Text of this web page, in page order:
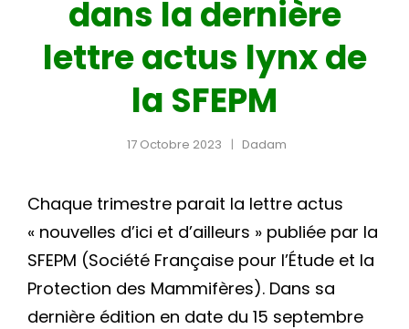
dans la dernière
lettre actus lynx de
la SFEPM
17 Octobre 2023 Dadam
Chaque trimestre parait la lettre actus
« nouvelles d’ici et d’ailleurs » publiée par la
SFEPM (Société Française pour l’Étude et la
Protection des Mammifères). Dans sa
dernière édition en date du 15 septembre